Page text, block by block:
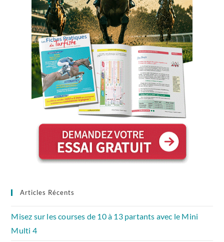
Articles Récents
Misez sur les courses de 10 à 13 partants avec le Mini
Multi 4